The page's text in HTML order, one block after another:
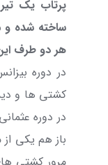
پرتاب یک
هر دو طرف
در دوره
کشتی ها و
در دوره
باز هم یکی